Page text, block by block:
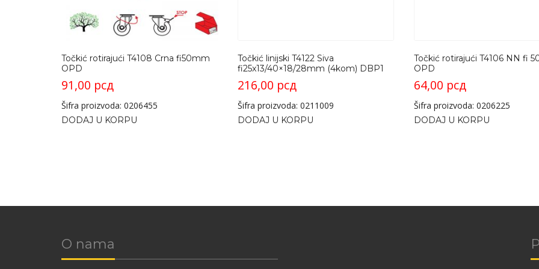
Točkić rotirajući T4108 Crna fi50mm
OPD
91,00 рсд
Šifra proizvoda: 0206455
DODAJ U KORPU
Točkić linijski T4122 Siva
fi25x13/40×18/28mm (4kom) DBP1
216,00 рсд
Šifra proizvoda: 0211009
DODAJ U KORPU
Točkić rotirajući T4106 NN fi
OPD
64,00 рсд
Šifra proizvoda: 0206225
DODAJ U KORPU
O nama